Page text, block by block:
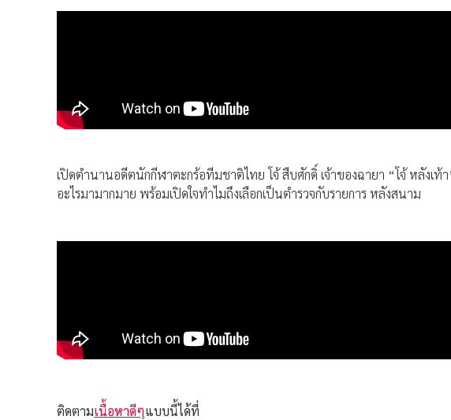
เปิดตำนานอดีตนักกีฬาตะกร้อทีมชาติไทย โจ้ สืบศักดิ์ เจ้าของฉายา “โจ้ หลังเท้
อะไรมามากมาย พร้อมเปิดใจทำไมถึงเลือกเป็นตำรวจกับรายการ หลังสนาม
ติดตามเนื้อหาดีๆแบบนี้ได้ที่